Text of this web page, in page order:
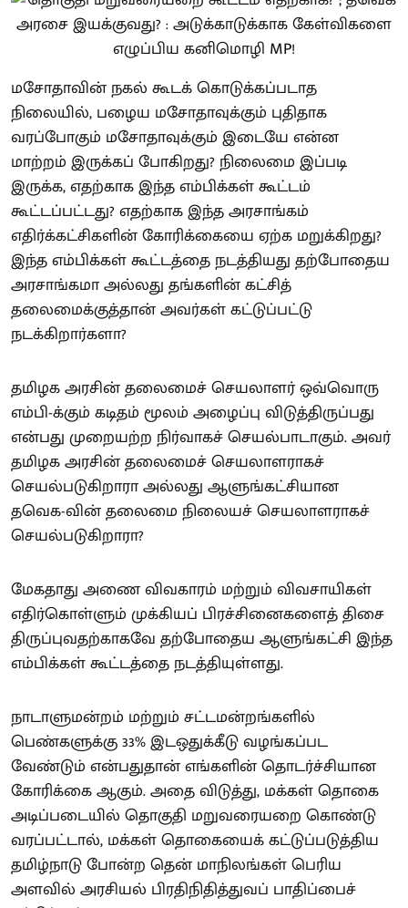
மசோதாவின் நகல் கூடக் கொடுக்கப்படாத
நிலையில், பழைய மசோதாவுக்கும் புதிதாக
வரப்போகும் மசோதாவுக்கும் இடையே என்ன
மாற்றம் இருக்கப் போகிறது? நிலைமை இப்படி
இருக்க, எதற்காக இந்த எம்பிக்கள் கூட்டம்
கூட்டப்பட்டது? எதற்காக இந்த அரசாங்கம்
எதிர்க்கட்சிகளின் கோரிக்கையை ஏற்க மறுக்கிறது?
இந்த எம்பிக்கள் கூட்டத்தை நடத்தியது தற்போதைய
அரசாங்கமா அல்லது தங்களின் கட்சித்
தலைமைக்குத்தான் அவர்கள் கட்டுப்பட்டு
நடக்கிறார்களா?
தமிழக அரசின் தலைமைச் செயலாளர் ஒவ்வொரு
எம்பி-க்கும் கடிதம் மூலம் அழைப்பு விடுத்திருப்பது
என்பது முறையற்ற நிர்வாகச் செயல்பாடாகும். அவர்
தமிழக அரசின் தலைமைச் செயலாளராகச்
செயல்படுகிறாரா அல்லது ஆளுங்கட்சியான
தவெக-வின் தலைமை நிலையச் செயலாளராகச்
செயல்படுகிறாரா?
மேகதாது அணை விவகாரம் மற்றும் விவசாயிகள்
எதிர்கொள்ளும் முக்கியப் பிரச்சினைகளைத் திசை
திருப்புவதற்காகவே தற்போதைய ஆளுங்கட்சி இந்த
எம்பிக்கள் கூட்டத்தை நடத்தியுள்ளது.
நாடாளுமன்றம் மற்றும் சட்டமன்றங்களில்
பெண்களுக்கு 33% இடஒதுக்கீடு வழங்கப்பட
வேண்டும் என்பதுதான் எங்களின் தொடர்ச்சியான
கோரிக்கை ஆகும். அதை விடுத்து, மக்கள் தொகை
அடிப்படையில் தொகுதி மறுவரையறை கொண்டு
வரப்பட்டால், மக்கள் தொகையைக் கட்டுப்படுத்திய
தமிழ்நாடு போன்ற தென் மாநிலங்கள் பெரிய
அளவில் அரசியல் பிரதிநிதித்துவப் பாதிப்பைச்